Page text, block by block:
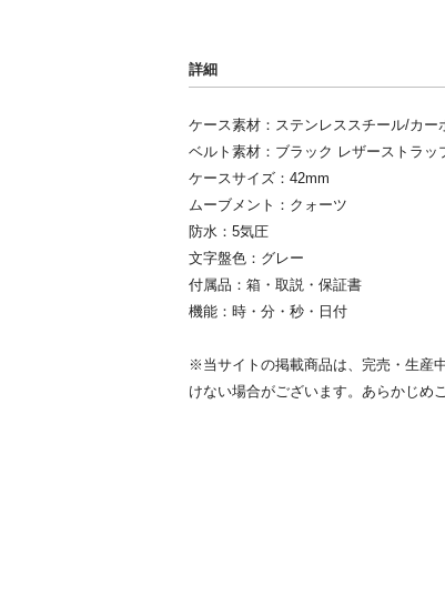
詳細
ケース素材：ステンレススチール/カー
ベルト素材：ブラック レザーストラッ
ケースサイズ：42mm
ムーブメント：クォーツ
防水：5気圧
文字盤色：グレー
付属品：箱・取説・保証書
機能：時・分・秒・日付
※当サイトの掲載商品は、完売・生産
けない場合がございます。あらかじめ